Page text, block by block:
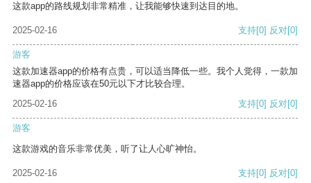
这款app的路线规划非常精准，让我能够快速到达目的地。
2025-02-16 支持[0] 反对[0]
游客
这款加速器app的价格有点贵，可以适当降低一些。我个人觉得，一款加
速器app的价格应该在50元以下才比较合理。
2025-02-16
支持[0] 反对[0]
游客
这款游戏的音乐非常优美，听了让人心旷神怡。
2025-02-16 支持[0] 反对[0]